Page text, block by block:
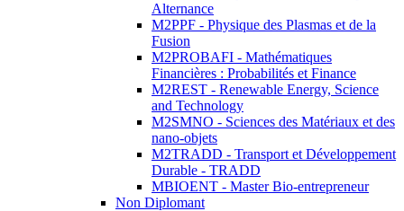
Alternance
M2PPF - Physique des Plasmas et de la
Fusion
M2PROBAFI - Mathématiques
Financières : Probabilités et Finance
M2REST - Renewable Energy, Science
and Technology
M2SMNO - Sciences des Matériaux et des
nano-objets
M2TRADD - Transport et Développement
Durable - TRADD
MBIOENT - Master Bio-entrepreneur
Non Diplomant